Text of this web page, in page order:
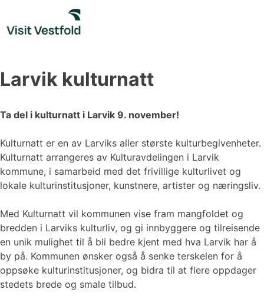
content
Larvik kulturnatt
Ta del i kulturnatt i Larvik 9. november!
Kulturnatt er en av Larviks aller største kulturbegivenheter.
Kulturnatt arrangeres av Kulturavdelingen i Larvik
kommune, i samarbeid med det frivillige kulturlivet og
lokale kulturinstitusjoner, kunstnere, artister og næringsliv.
Med Kulturnatt vil kommunen vise fram mangfoldet og
bredden i Larviks kulturliv, og gi innbyggere og tilreisende
en unik mulighet til å bli bedre kjent med hva Larvik har å
by på. Kommunen ønsker også å senke terskelen for å
oppsøke kulturinstitusjoner, og bidra til at flere oppdager
stedets brede og smale tilbud.